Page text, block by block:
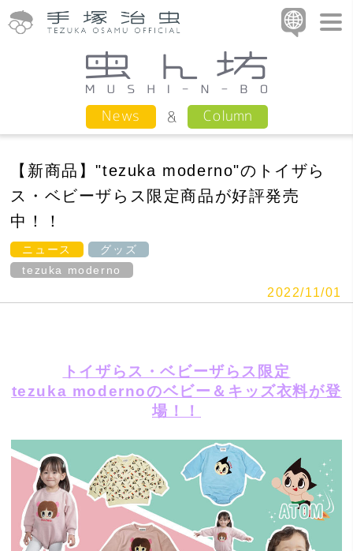
News Column
【新商品】"tezuka moderno"のトイザら
ス・ベビーザらス限定商品が好評発売
中！！
ニュース
グッズ
tezuka moderno
2022/11/01
トイザらス・ベビーザらス限定
tezuka modernoのベビー＆キッズ衣料が登
場！！